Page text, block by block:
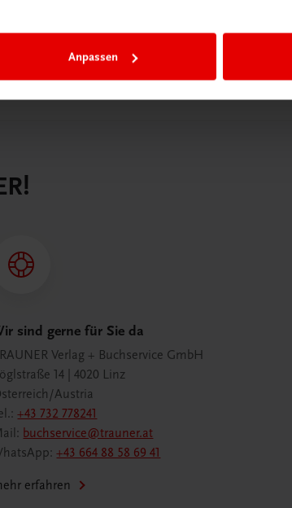
Anpassen
sind gerne für Sie da
Verlag + Buchservice GmbH
14 | 4020 Linz
Austria
+43 732 778241
buchservice@trauner.at
+43 664 88 58 69 41
erfahren